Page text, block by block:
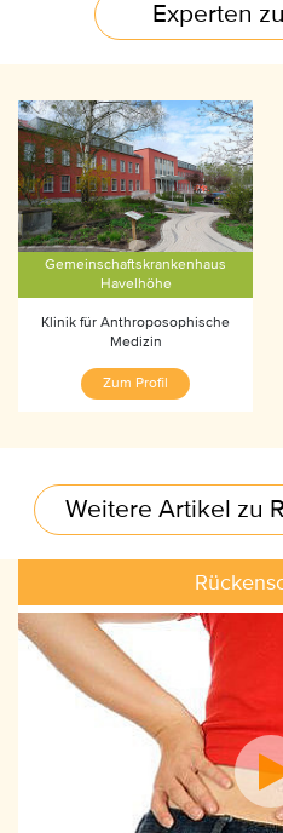
Experten
Gemeinschaftskrankenhaus
Havelhöhe
Klinik für Anthroposophische
Medizin
Zum Profil
Weitere Artikel zu